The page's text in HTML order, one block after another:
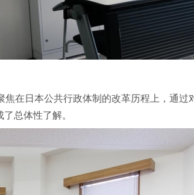
在日本公共行政体制的改革历程上，通过
总体性了解。